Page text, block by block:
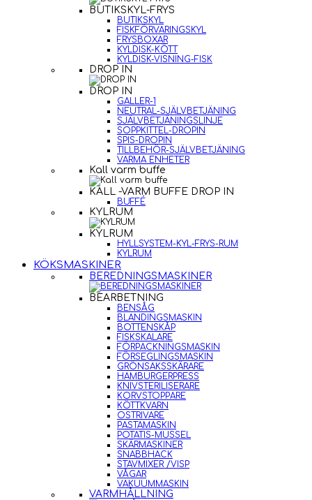
BUTIKSKYL-FRYS
BUTIKSKYL
FISKFÖRVARINGSKYL
FRYSBOXAR
KYLDISK-KÖTT
KYLDISK-VISNING-FISK
DROP IN
DROP IN
GALLER-1
NEUTRAL-SJÄLVBETJÄNING
SJÄLVBETJÄNINGSLINJE
SOPPKITTEL-DROPIN
SPIS-DROPIN
TILLBEHÖR-SJÄLVBETJÄNING
VARMA ENHETER
Kall varm buffe
KALL -VARM BUFFE DROP IN
BUFFÉ
KYLRUM
KYLRUM
HYLLSYSTEM-KYL-FRYS-RUM
KYLRUM
KÖKSMASKINER
BEREDNINGSMASKINER
BEARBETNING
BENSÅG
BLANDINGSMASKIN
BOTTENSKÅP
FISKSKALARE
FÖRPACKNINGSMASKIN
FÖRSEGLINGSMASKIN
GRÖNSAKSSKÄRARE
HAMBURGERPRESS
KNIVSTERILISERARE
KORVSTOPPARE
KÖTTKVARN
OSTRIVARE
PASTAMASKIN
POTATIS-MUSSEL
SKÄRMASKINER
SNABBHACK
STAVMIXER /VISP
VÅGAR
VAKUUMMASKIN
VARMHÅLLNING